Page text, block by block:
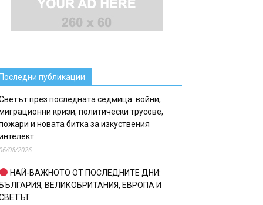
публикации
през последната седмица: войни,
кризи, политически трусове,
и новата битка за изкуствения
08/2026
НАЙ-ВАЖНОТО ОТ ПОСЛЕДНИТЕ ДНИ:
ВЕЛИКОБРИТАНИЯ, ЕВРОПА И